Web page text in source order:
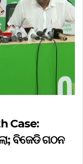
Case:
ବିଜେଡି ଗଠନ